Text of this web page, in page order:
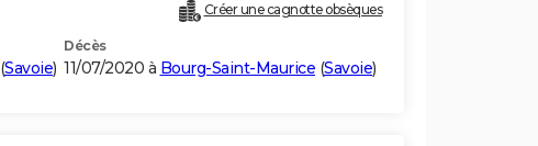
Créer une cagnotte obsèques
(Savoie)
Décès
11/07/2020 à Bourg-Saint-Maurice (Savoie)